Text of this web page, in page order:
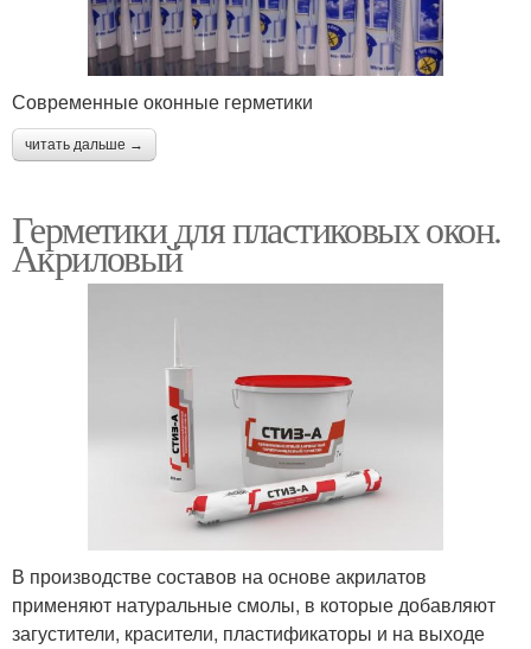
Современные оконные герметики
читать дальше →
Герметики для пластиковых окон.
Акриловый
В производстве составов на основе акрилатов
применяют натуральные смолы, в которые добавляют
загустители, красители, пластификаторы и на выходе